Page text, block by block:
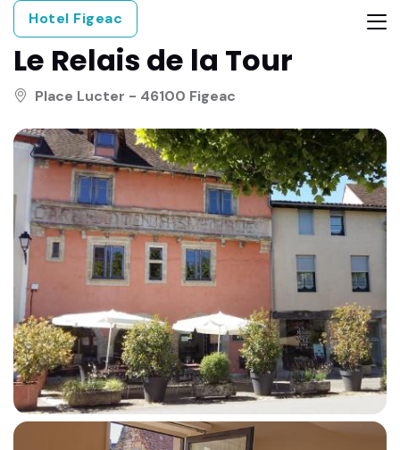
Hotel Figeac
Le Relais de la Tour
Place Lucter - 46100 Figeac